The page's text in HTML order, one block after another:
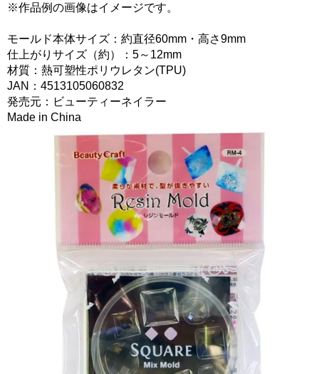
※作品例の画像はイメージです。
モールド本体サイズ：約直径60mm・高さ9mm
仕上がりサイズ（約）：5～12mm
材質：熱可塑性ポリウレタン(TPU)
JAN：4513105060832
発売元：ビューティーネイラー
Made in China